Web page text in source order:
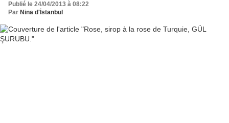
Publié le 24/04/2013 à 08:22
Par Nina d'İstanbul